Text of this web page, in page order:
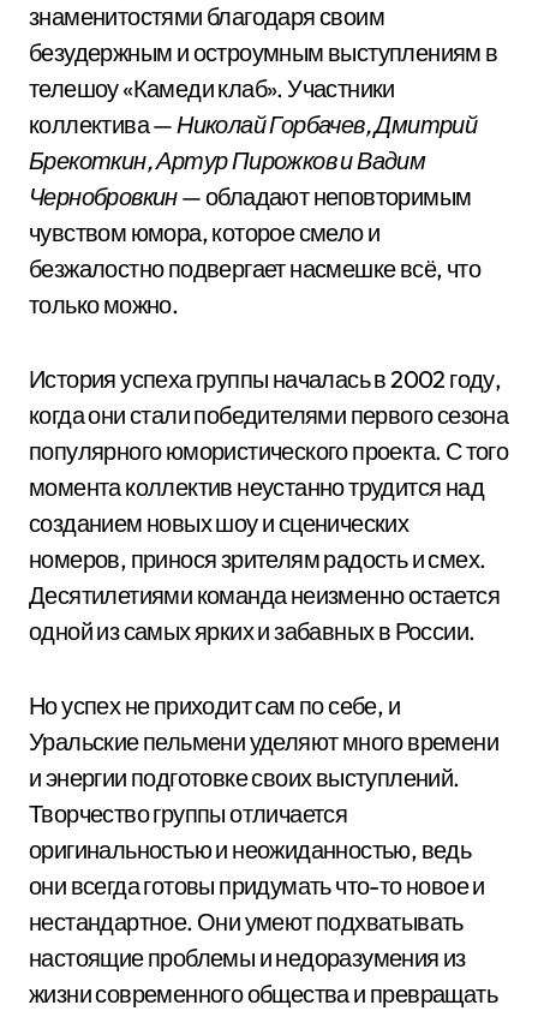
знаменитостями благодаря своим
безудержным и остроумным выступлениям в
телешоу «Камеди клаб». Участники
коллектива —Николай Горбачев, Дмитрий
Брекоткин, Артур Пирожков и Вадим
Чернобровкин— обладают неповторимым
чувством юмора, которое смело и
безжалостно подвергает насмешке всё, что
только можно.
История успеха группы началась в 2002 году,
когда они стали победителями первого сезона
популярного юмористического проекта. С того
момента коллектив неустанно трудится над
созданием новых шоу и сценических
номеров, принося зрителям радость и смех.
Десятилетиями команда неизменно остается
одной из самых ярких и забавных в России.
Но успех не приходит сам по себе, и
Уральские пельмени уделяют много времени
и энергии подготовке своих выступлений.
Творчество группы отличается
оригинальностью и неожиданностью, ведь
они всегда готовы придумать что-то новое и
нестандартное. Они умеют подхватывать
настоящие проблемы и недоразумения из
жизни современного общества и превращать